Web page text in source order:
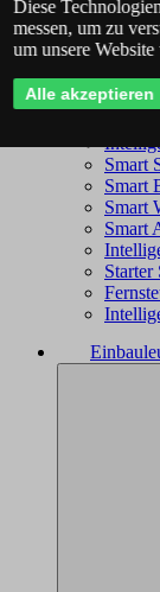
Philips
Trio
Smart
Smart
Smart
Smart
Smart
Smart
Diese
messen, um zu
um unsere
Alle akzeptieren